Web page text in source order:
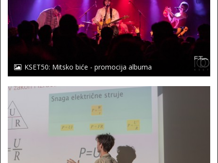
KSET50: Mitsko biće - promocija albuma